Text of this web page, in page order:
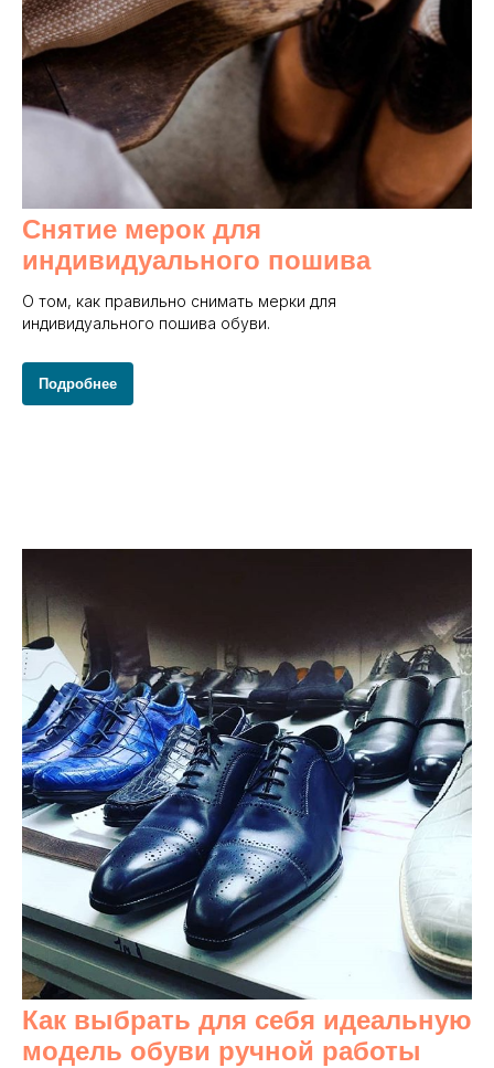
Снятие мерок для
индивидуального пошива
О том, как правильно снимать мерки для
индивидуального пошива обуви.
Подробнее
Как выбрать для себя идеальную
модель обуви ручной работы